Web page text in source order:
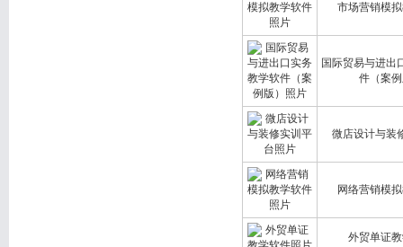
市场营销模
国际贸易与进出
件（案
微店设计与装
网络营销模
外贸单证